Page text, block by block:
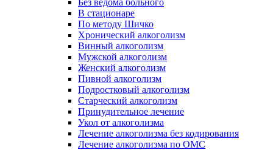
Без ведома больного
В стационаре
По методу Шичко
Хронический алкоголизм
Винный алкоголизм
Мужской алкоголизм
Женский алкоголизм
Пивной алкоголизм
Подростковый алкоголизм
Старческий алкоголизм
Принудительное лечение
Укол от алкоголизма
Лечение алкоголизма без кодирования
Лечение алкоголизма по ОМС